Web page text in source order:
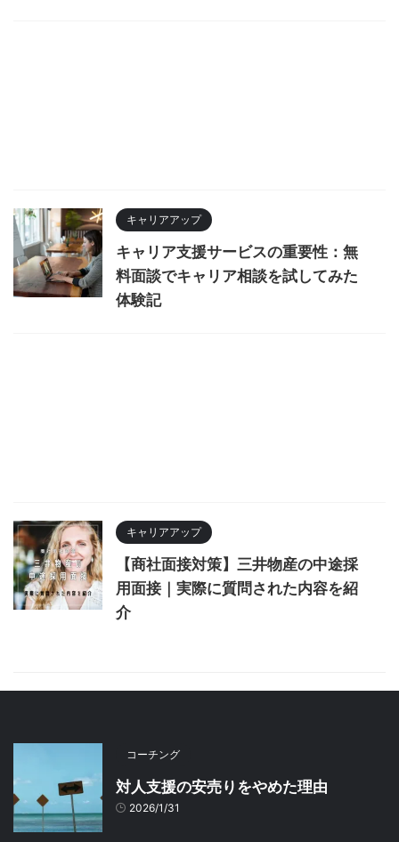
キャリアアップ
キャリア支援サービスの重要性：無
料面談でキャリア相談を試してみた
体験記
キャリアアップ
【商社面接対策】三井物産の中途採
用面接｜実際に質問された内容を紹
介
コーチング
対人支援の安売りをやめた理由
2026/1/31